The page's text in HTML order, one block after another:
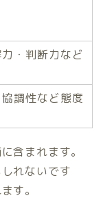
・判断力など
調性など態度
含まれます。
れないです
す。